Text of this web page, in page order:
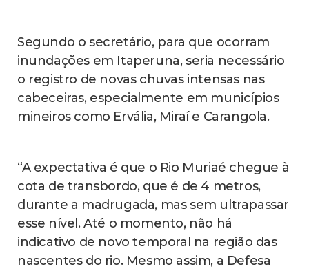
Segundo o secretário, para que ocorram
inundações em Itaperuna, seria necessário
o registro de novas chuvas intensas nas
cabeceiras, especialmente em municípios
mineiros como Ervália, Miraí e Carangola.
“A expectativa é que o Rio Muriaé chegue à
cota de transbordo, que é de 4 metros,
durante a madrugada, mas sem ultrapassar
esse nível. Até o momento, não há
indicativo de novo temporal na região das
nascentes do rio. Mesmo assim, a Defesa